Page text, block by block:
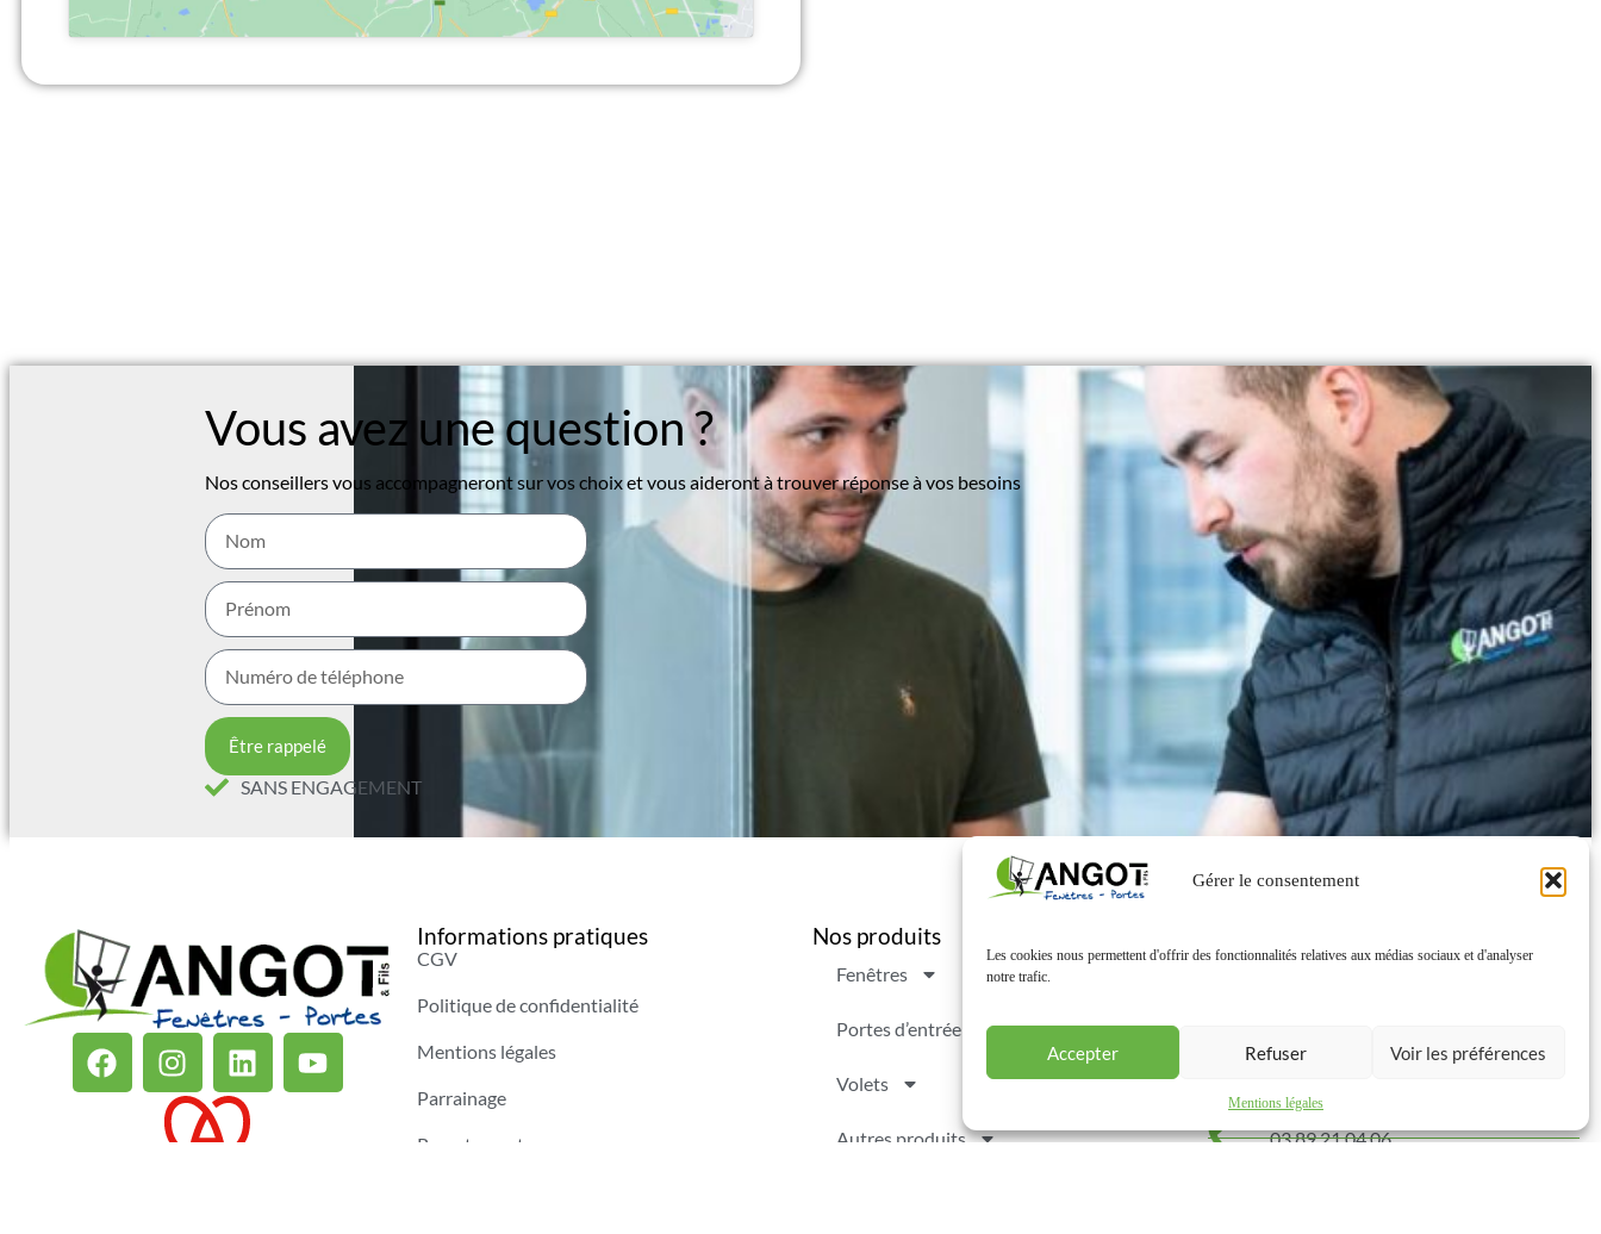
Gérer le consentement
Les cookies nous permettent d'offrir des fonctionnalités relatives aux médias sociaux et d'analyser
notre trafic.
Accepter Refuser Voir les préférences
Mentions légales
Vous avez une question ?
Nos conseillers vous accompagneront sur vos choix et vous aideront à trouver réponse à vos besoins
Être rappelé
SANS ENGAGEMENT
Informations pratiques
CGV
Politique de confidentialité
Mentions légales
Parrainage
Recrutement
Nos produits
Fenêtres
Portes d’entrée
Volets
Autres produits
6 Rue de l'Orge, 68124 Wintzenheim
Samedi
03 89 21 04 06